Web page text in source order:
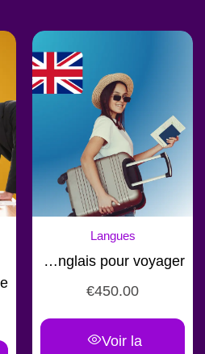
Langues
Formation Anglais pour voyager
€450.00
Voir la